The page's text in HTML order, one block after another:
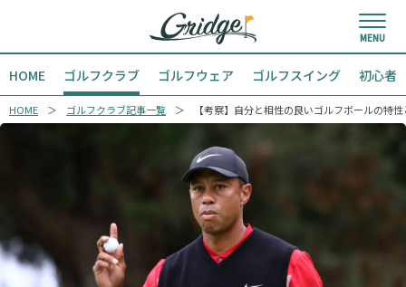
HOME ゴルフクラブ ゴルフウェア ゴルフスイング 初心者
HOME ゴルフクラブ記事一覧 【考察】自分と相性の良いゴルフボールの特